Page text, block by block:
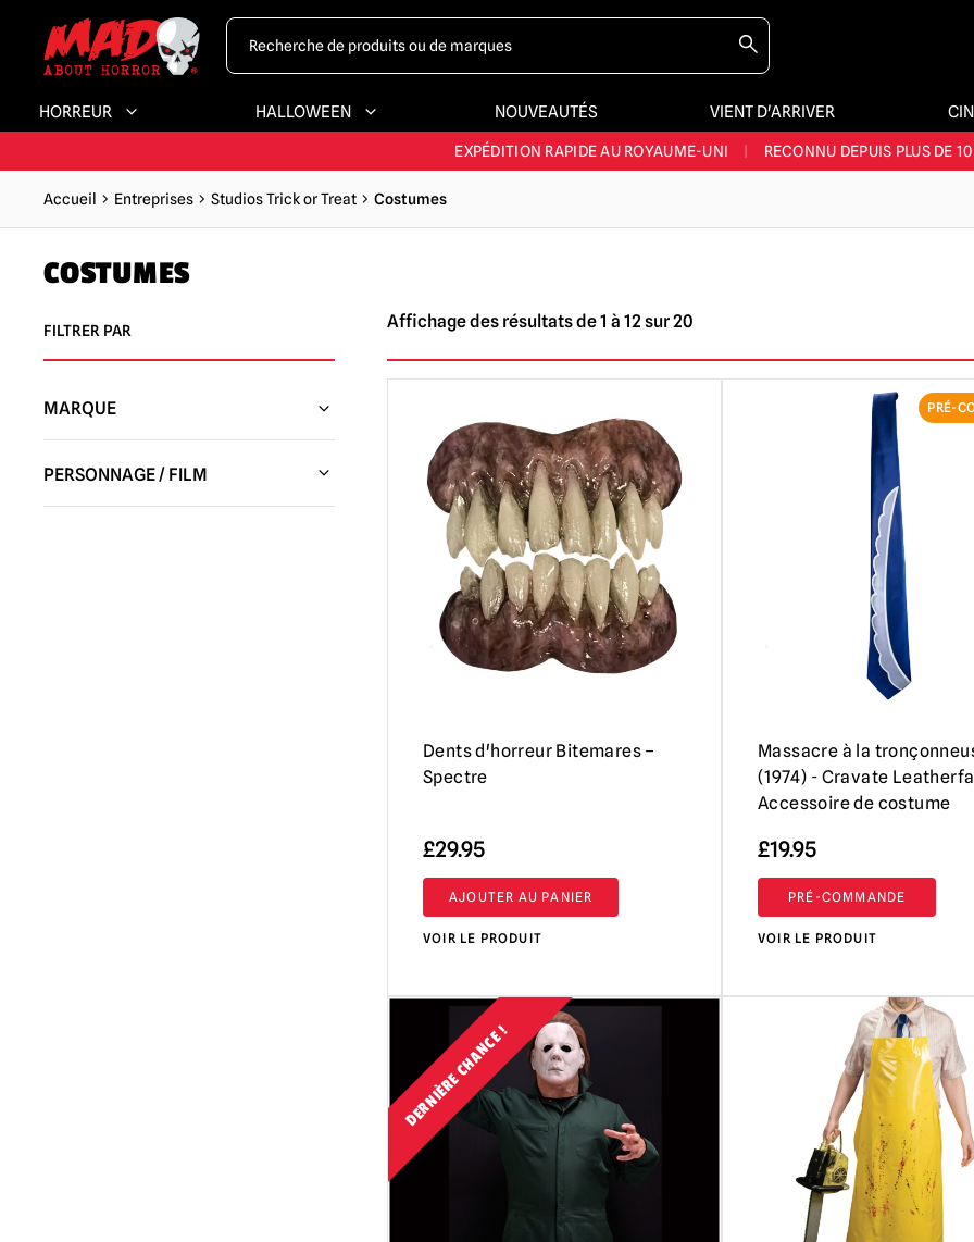
HORREUR HALLOWEEN NOUVEAUTÉS VIENT D'ARRIVER
LA PLUS GRANDE ET LA MEILLEURE GAMME DU ROYAUME-UNI | PLUS DE 60 000
EXPÉDITION RAPIDE AU ROYAUME-UNI RECONNU DEPUIS PLUS DE
PLUS GRANDE GAMME D'HALLOWEEN AU ROYAUME-UNI | PLUS DE 300
Accueil Entreprises Studios Trick or Treat Costumes
COSTUMES
FILTRER PAR
MARQUE
PERSONNAGE / FILM
Affichage des résultats de 1 à 12 sur 20
Dents d'horreur Bitemares –
Spectre
£29.95
AJOUTER AU PANIER
VOIR LE PRODUIT
PRÉ-
Massacre à la
(1974) - Cravate
Accessoire de costume
£19.95
PRÉ-COMMANDE
VOIR LE PRODUIT
DERNIÈRE CHANCE !